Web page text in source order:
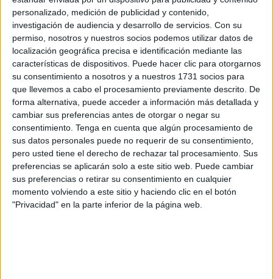
personalizado, medición de publicidad y contenido,
investigación de audiencia y desarrollo de servicios. Con su
permiso, nosotros y nuestros socios podemos utilizar datos de
localización geográfica precisa e identificación mediante las
características de dispositivos. Puede hacer clic para otorgarnos
su consentimiento a nosotros y a nuestros 1731 socios para
que llevemos a cabo el procesamiento previamente descrito. De
forma alternativa, puede acceder a información más detallada y
cambiar sus preferencias antes de otorgar o negar su
consentimiento. Tenga en cuenta que algún procesamiento de
sus datos personales puede no requerir de su consentimiento,
pero usted tiene el derecho de rechazar tal procesamiento. Sus
preferencias se aplicarán solo a este sitio web. Puede cambiar
sus preferencias o retirar su consentimiento en cualquier
momento volviendo a este sitio y haciendo clic en el botón
"Privacidad" en la parte inferior de la página web.
está ocurriendo en el Zoosanitario, por cierto, que en mí
opinión es una autentica vergüenza.